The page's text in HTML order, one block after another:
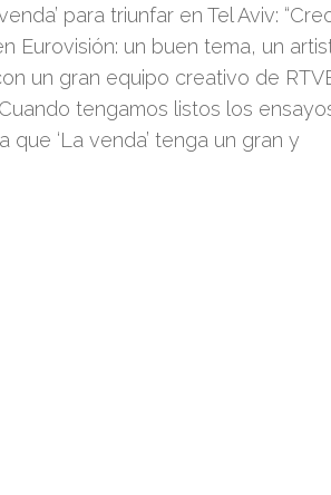
para triunfar en Tel Aviv:
Eurovisión: un buen tema, un
un gran equipo creativo de
Cuando tengamos listos los
‘La venda’ tenga un gran y